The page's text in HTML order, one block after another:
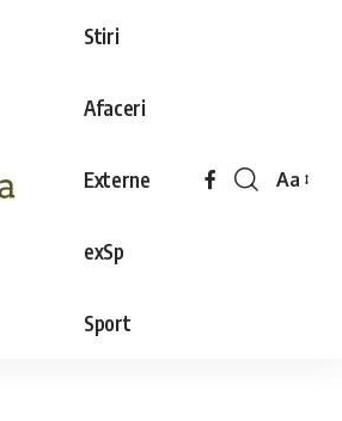
Stiri
Afaceri
Externe
exSp
Sport
Aa